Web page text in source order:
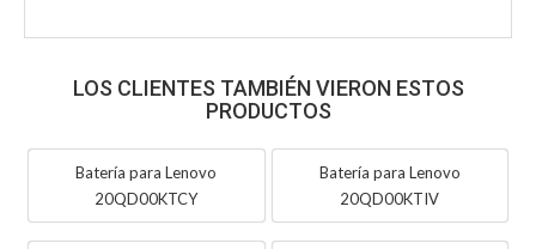
LOS CLIENTES TAMBIÉN VIERON ESTOS
PRODUCTOS
Batería para Lenovo
20QD00KTCY
Batería para Lenovo
20QD00KTIV